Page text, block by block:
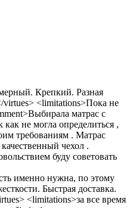
Крепкий. Разная
virtues> <limitations>Пока не
матрас с
как не могла определиться ,
требованиям . Матрас
чехол .
буду советовать
именно нужна, по этому
Быстрая доставка.
<limitations>за все время